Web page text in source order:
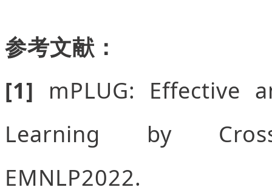
参考文献：
[1] mPLUG: Effective
Learning by
EMNLP2022.